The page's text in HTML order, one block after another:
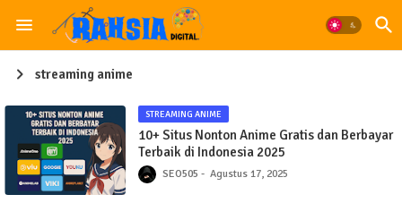
streaming anime
STREAMING ANIME
10+ Situs Nonton Anime Gratis dan Berbayar
Terbaik di Indonesia 2025
SEO505 Agustus 17, 2025